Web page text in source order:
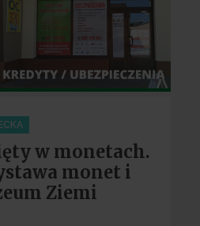
w monetach.
monet i
Ziemi